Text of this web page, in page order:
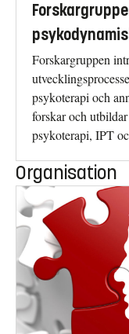
Forskargruppen
psykoterapi och
forskar och
psykoterapi, IPT
Organisation